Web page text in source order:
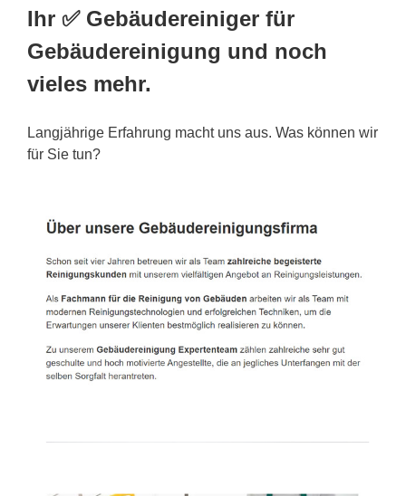
Ihr ✅ Gebäudereiniger für
Gebäudereinigung und noch
vieles mehr.
Langjährige Erfahrung macht uns aus. Was können wir
für Sie tun?